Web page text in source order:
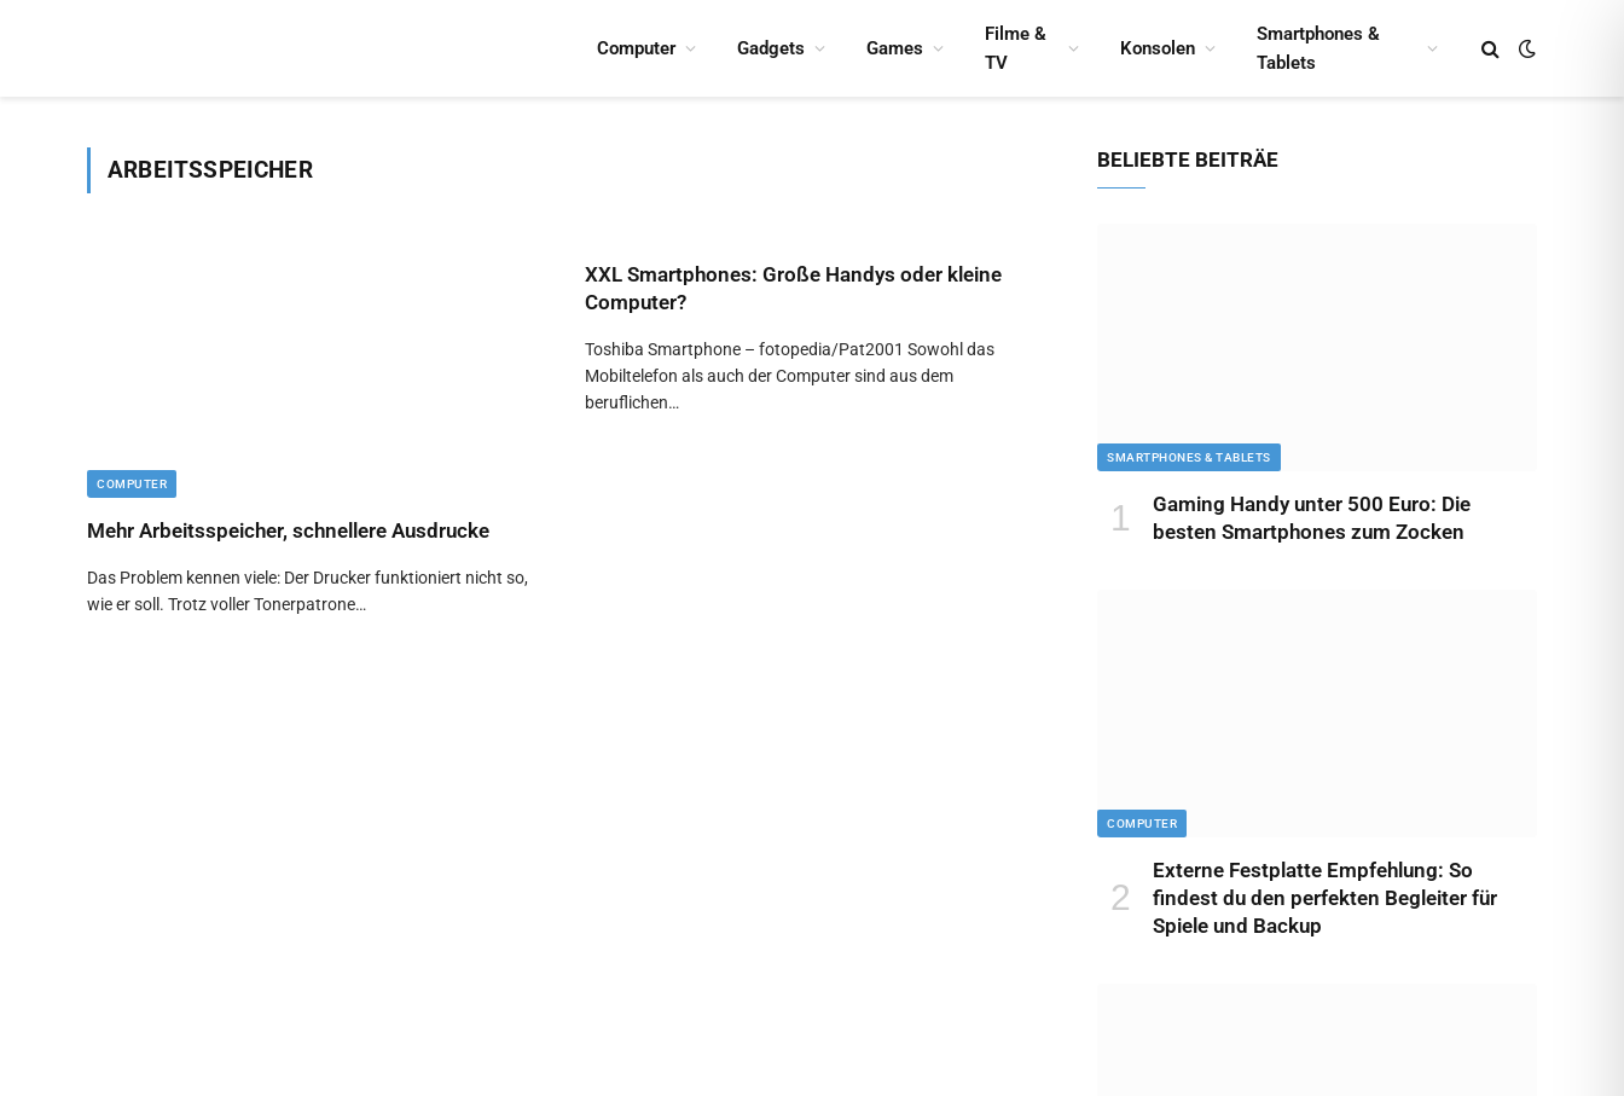
Computer Gadgets Games
Filme &
TV
Konsolen
Smartphones &
Tablets
ARBEITSSPEICHER
COMPUTER
Mehr Arbeitsspeicher, schnellere Ausdrucke
Das Problem kennen viele: Der Drucker funktioniert nicht so,
wie er soll. Trotz voller Tonerpatrone…
XXL Smartphones: Große Handys oder kleine
Computer?
Toshiba Smartphone – fotopedia/Pat2001 Sowohl das
Mobiltelefon als auch der Computer sind aus dem
beruflichen…
BELIEBTE BEITRÄE
SMARTPHONES & TABLETS
Gaming Handy unter 500 Euro: Die
besten Smartphones zum Zocken
COMPUTER
Externe Festplatte Empfehlung: So
findest du den perfekten Begleiter für
Spiele und Backup